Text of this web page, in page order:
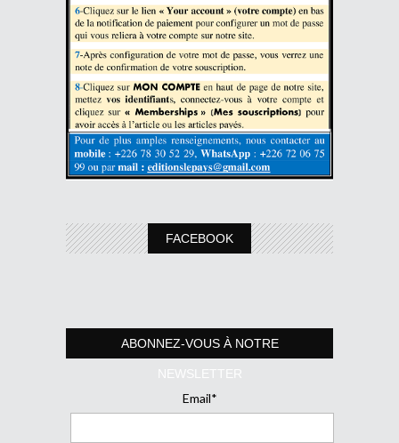
FACEBOOK
ABONNEZ-VOUS À NOTRE
NEWSLETTER
Email*